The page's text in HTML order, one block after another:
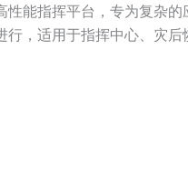
性能指挥平台，专为复杂
，适用于指挥中心、灾后